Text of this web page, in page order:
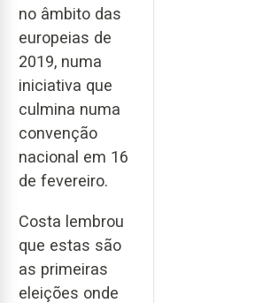
no âmbito das
europeias de
2019, numa
iniciativa que
culmina numa
convenção
nacional em 16
de fevereiro.
Costa lembrou
que estas são
as primeiras
eleições onde